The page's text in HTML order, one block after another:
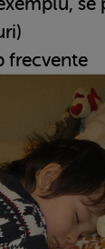
frecvente